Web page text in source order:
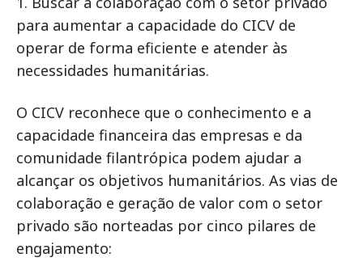
para aumentar a capacidade do CICV de
operar de forma eficiente e atender às
necessidades humanitárias.
O CICV reconhece que o conhecimento e a
capacidade financeira das empresas e da
comunidade filantrópica podem ajudar a
alcançar os objetivos humanitários. As vias de
colaboração e geração de valor com o setor
privado são norteadas por cinco pilares de
engajamento: